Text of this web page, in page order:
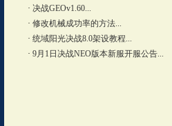
· 决战GEOv1.60...
· 修改机械成功率的方法...
· 统域阳光决战8.0架设教程...
· 9月1日决战NEO版本新服开服公告...